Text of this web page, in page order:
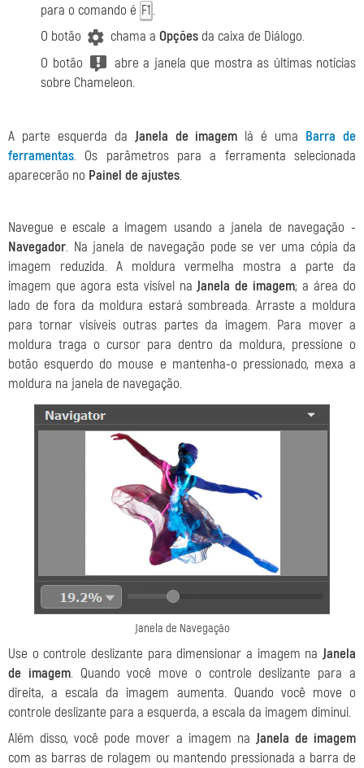
para o comando é F1 .
O botão
chama a Opções da caixa de Diálogo.
O botão
abre a janela que mostra as últimas notícias
sobre Chameleon.
A parte esquerda da Janela de imagem lá é uma Barra de
ferramentas. Os parâmetros para a ferramenta selecionada
aparecerão no Painel de ajustes.
Navegue e escale a imagem usando a janela de navegação -
Navegador. Na janela de navegação pode se ver uma cópia da
imagem reduzida. A moldura vermelha mostra a parte da
imagem que agora esta visível na Janela de imagem; a área do
lado de fora da moldura estará sombreada. Arraste a moldura
para tornar visíveis outras partes da imagem. Para mover a
moldura traga o cursor para dentro da moldura, pressione o
botão esquerdo do mouse e mantenha-o pressionado, mexa a
moldura na janela de navegação.
Janela de Navegação
Use o controle deslizante para dimensionar a imagem na Janela
de imagem. Quando você move o controle deslizante para a
direita, a escala da imagem aumenta. Quando você move o
controle deslizante para a esquerda, a escala da imagem diminui.
Além disso, você pode mover a imagem na Janela de imagem
com as barras de rolagem ou mantendo pressionada a barra de